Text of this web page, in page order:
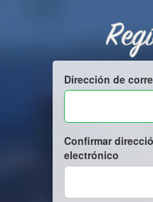
Dirección de
Confirmar
electrónico